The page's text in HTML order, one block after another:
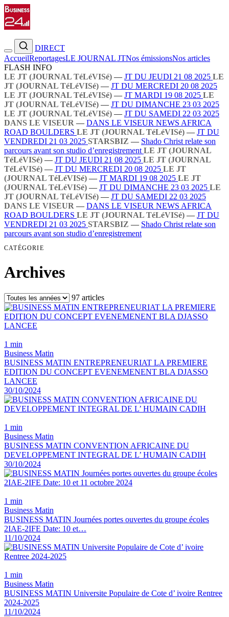
DIRECT
AccueilReportagesLE JOURNAL JTNos émissionsNos articles
FLASH INFO
LE JT (JOURNAL TéLéVISé) — JT DU JEUDI 21 08 2025 LE
JT (JOURNAL TéLéVISé) — JT DU MERCREDI 20 08 2025
LE JT (JOURNAL TéLéVISé) — JT MARDI 19 08 2025 LE
JT (JOURNAL TéLéVISé) — JT DU DIMANCHE 23 03 2025
LE JT (JOURNAL TéLéVISé) — JT DU SAMEDI 22 03 2025
DANS LE VISEUR — DANS LE VISEUR NEWS AFRICA
ROAD BOULDERS LE JT (JOURNAL TéLéVISé) — JT DU
VENDREDI 21 03 2025 STARSBIZ — Shado Christ relate son
parcours avant son studio d’enregistrement LE JT (JOURNAL
TéLéVISé) — JT DU JEUDI 21 08 2025 LE JT (JOURNAL
TéLéVISé) — JT DU MERCREDI 20 08 2025 LE JT
(JOURNAL TéLéVISé) — JT MARDI 19 08 2025 LE JT
(JOURNAL TéLéVISé) — JT DU DIMANCHE 23 03 2025 LE
JT (JOURNAL TéLéVISé) — JT DU SAMEDI 22 03 2025
DANS LE VISEUR — DANS LE VISEUR NEWS AFRICA
ROAD BOULDERS LE JT (JOURNAL TéLéVISé) — JT DU
VENDREDI 21 03 2025 STARSBIZ — Shado Christ relate son
parcours avant son studio d’enregistrement
CATÉGORIE
Archives
97 articles
1 min
Business Matin
BUSINESS MATIN ENTREPRENEURIAT LA PREMIERE
EDITION DU CONCEPT EVENEMENENT BLA DJASSO
LANCEE
30/10/2024
1 min
Business Matin
BUSINESS MATIN CONVENTION AFRICAINE DU
DEVELOPPEMENT INTEGRAL DE L’ HUMAIN CADIH
30/10/2024
1 min
Business Matin
BUSINESS MATIN Journées portes ouvertes du groupe écoles
2IAE-2IFE Date: 10 et…
11/10/2024
1 min
Business Matin
BUSINESS MATIN Universite Populaire de Cote d’ ivoire Rentree
2024-2025
11/10/2024